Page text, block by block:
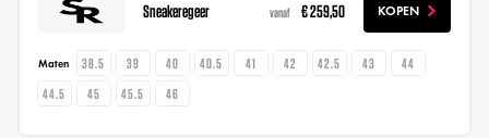
Sneakeregeer vanaf € 259,50 KOPEN
Maten 38.5 39 40 40.5 41 42 42.5 43
44
44.5
45 45.5 46